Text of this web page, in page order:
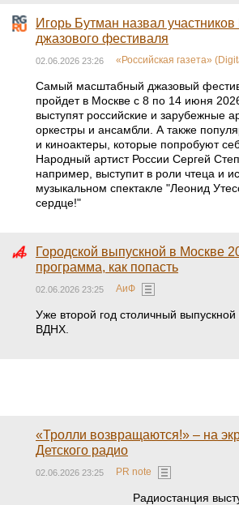
Игорь Бутман назвал участников
джазового фестиваля
02.06.2026 23:26 «Российская газета»
Самый масштабный джазовый
пройдет в Москве с 8 по 14 июня
выступят российские и зарубежные
оркестры и ансамбли. А также
и киноактеры, которые попробуют
Народный артист России Сергей
например, выступит в роли чтеца и
музыкальном спектакле "Леонид
сердце!"
Городской выпускной в Москве
программа, как попасть
02.06.2026 23:25 АиФ
Уже второй год столичный
ВДНХ.
«Тролли возвращаются!» – на
Детского радио
02.06.2026 23:25 PR note
Радиостанция